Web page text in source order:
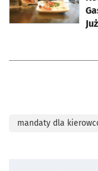
mandaty dla